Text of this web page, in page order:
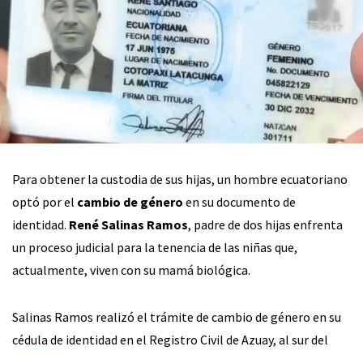
Para obtener la custodia de sus hijas, un hombre ecuatoriano
optó por el cambio de género en su documento de
identidad. René Salinas Ramos, padre de dos hijas enfrenta
un proceso judicial para la tenencia de las niñas que,
actualmente, viven con su mamá biológica.
Salinas Ramos realizó el trámite de cambio de género en su
cédula de identidad en el Registro Civil de Azuay, al sur del